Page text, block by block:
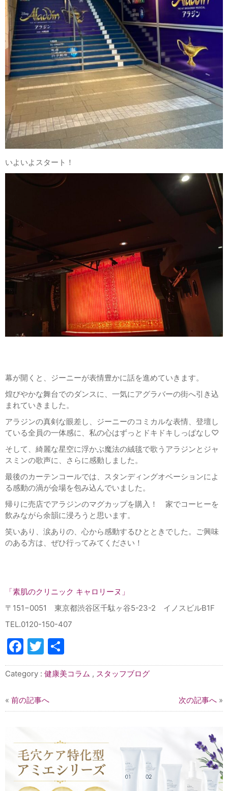
いよいよスタート！
幕が開くと、ジーニーが表情豊かに話を進めていきます。
煌びやかな舞台でのダンスに、一気にアグラバーの街へ引き込
まれていきました。
アラジンの真剣な眼差し、ジーニーのコミカルな表情、登壇し
ている全員の一体感に、私の心はずっとドキドキしっぱなし♡
そして、綺麗な星空に浮かぶ魔法の絨毯で歌うアラジンとジャ
スミンの歌声に、さらに感動しました。
最後のカーテンコールでは、スタンディングオベーションによ
る感動の渦が会場を包み込んでいました。
帰りに売店でアラジンのマグカップを購入！ 家でコーヒーを
飲みながら余韻に浸ろうと思います。
笑いあり、涙ありの、心から感動するひとときでした。ご興味
のある方は、ぜひ行ってみてください！
「素肌のクリニック キャロリーヌ」
〒151−0051 東京都渋谷区千駄ヶ谷5-23-2 イノスビルB1F
TEL.0120-150-407
Facebook
Twitter
有
Category : 健康美コラム , スタッフブログ
« 前の記事へ 次の記事へ »